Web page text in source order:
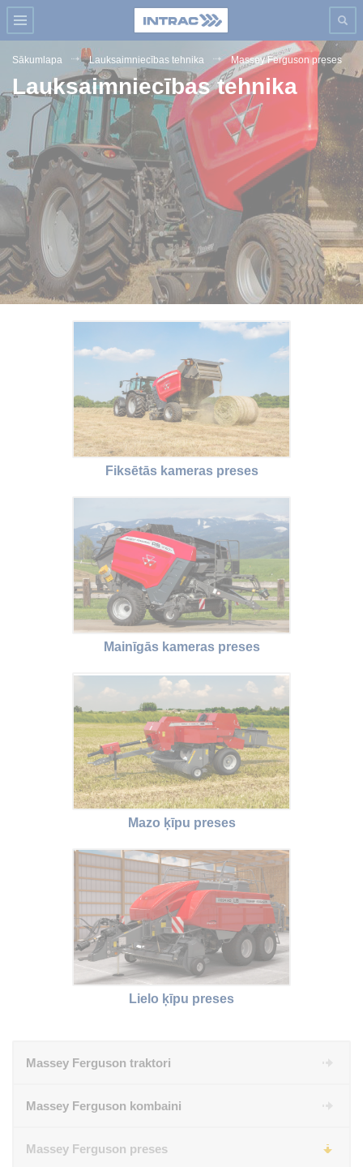
Sākumlapa Lauksaimniecības tehnika Massey Ferguson preses
Lauksaimniecības tehnika
Fiksētās kameras preses
Mainīgās kameras preses
Mazo ķīpu preses
Lielo ķīpu preses
Massey Ferguson traktori
Massey Ferguson kombaini
Massey Ferguson preses